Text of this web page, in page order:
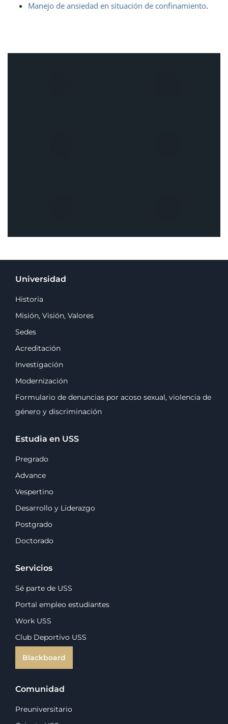
Manejo de ansiedad en situación de confinamiento.
Universidad
Historia
Misión, Visión, Valores
Sedes
Acreditación
Investigación
Modernización
Formulario de denuncias por acoso sexual, violencia de
género y discriminación
Estudia en USS
Pregrado
Advance
Vespertino
Desarrollo y Liderazgo
Postgrado
Doctorado
Servicios
Sé parte de USS
Portal empleo estudiantes
Work USS
Club Deportivo USS
Blackboard
Comunidad
Preuniversitario